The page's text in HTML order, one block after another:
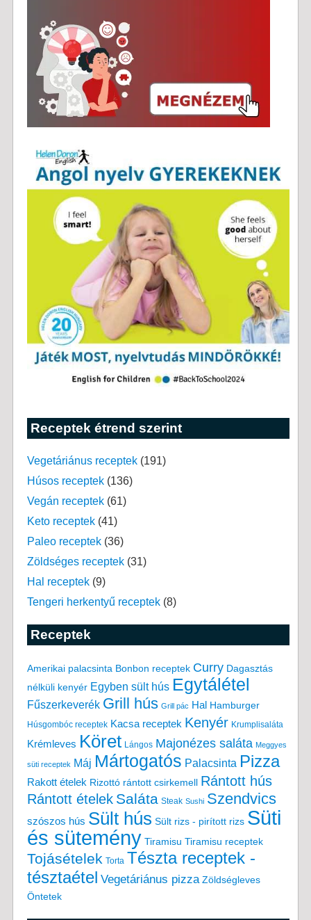
Receptek étrend szerint
Vegetáriánus receptek(191)
Húsos receptek(136)
Vegán receptek(61)
Keto receptek(41)
Paleo receptek(36)
Zöldséges receptek(31)
Hal receptek(9)
Tengeri herkentyű receptek(8)
Receptek
Amerikai palacsinta Bonbon receptek Curry Dagasztás
nélküli kenyér Egyben sült hús Egytálétel
Fűszerkeverék Grill hús Grill pác Hal Hamburger
Húsgombóc receptek Kacsa receptek Kenyér Krumplisaláta
Krémleves Köret Lángos Majonézes saláta Meggyes
süti receptek Máj Mártogatós Palacsinta Pizza
Rakott ételek Rizottó rántott csirkemell Rántott hús
Rántott ételek Saláta Steak Sushi Szendvics
szószos hús Sült hús Sült rizs - pirított rizs Süti
és sütemény Tiramisu Tiramisu receptek
Tojásételek Torta Tészta receptek -
tésztaétel Vegetáriánus pizza Zöldségleves
Öntetek